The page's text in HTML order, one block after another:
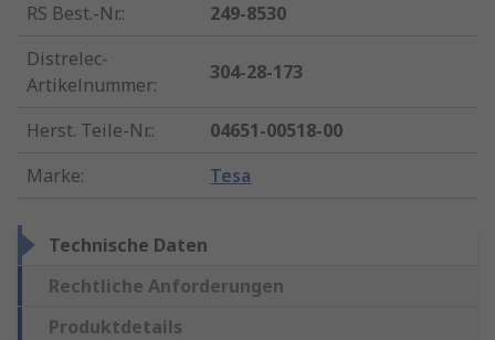
RS Best.-Nr.:
249-8530
Distrelec-
Artikelnummer:
304-28-173
Herst. Teile-Nr.:
04651-00518-00
Marke: Tesa
Technische Daten
Rechtliche Anforderungen
Produktdetails